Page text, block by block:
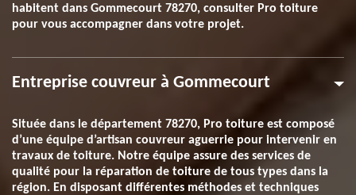
habitent dans Gommecourt 78270, consulter Pro toiture
pour vous accompagner dans votre projet.
Entreprise couvreur à Gommecourt
Située dans le département 78270, Pro toiture est composé
d’une équipe d’artisan couvreur aguerrie pour intervenir en
travaux de toiture. Notre équipe assure des services de
qualité pour la réparation de toiture de tous types dans la
région. En disposant différentes méthodes et techniques